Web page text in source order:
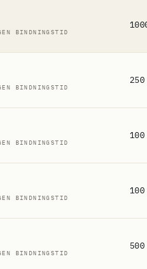
BINDNINGSTID
BINDNINGSTID
BINDNINGSTID
BINDNINGSTID
BINDNINGSTID